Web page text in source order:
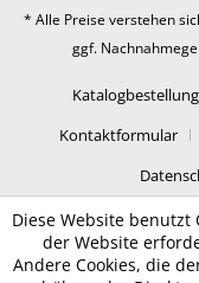
* Alle Preise verstehen
ggf.
Katalogbestellung
Kontaktformular
Diese Website
der Website
Andere Cookies, die